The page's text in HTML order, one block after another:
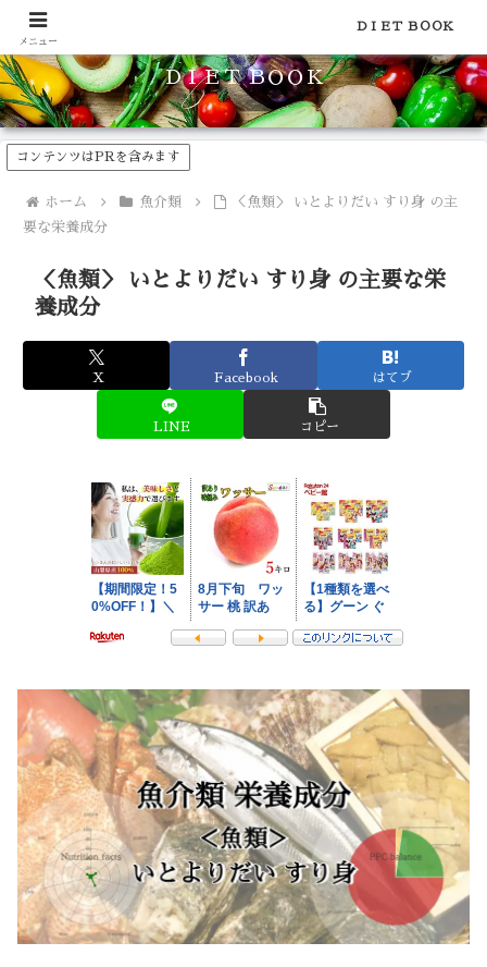
食品のカロリーや糖質などの栄養素がわかる！健康やダイエットに
ＤＩＥＴ ＢＯＯＫ
コンテンツはPRを含みます
ホーム 魚介類
＜魚類＞ いとよりだい すり身 の主
要な栄養成分
＜魚類＞ いとよりだい すり身 の主要な栄
養成分
X Facebook はてブ
LINE コピー
メニュー
ＤＩＥＴ ＢＯＯＫ